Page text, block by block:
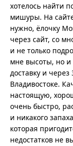
хотелось найти
мишуры. На
нужно, ёлочку
через сайт, со
и не только
мне высоты, но
доставку и
Владивостоке.
настоящую,
очень быстро,
и никакого
которая
недостатков не